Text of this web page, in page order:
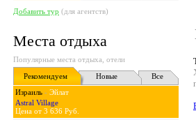
Добавить тур (для агентств)
Места отдыха
Популярные места отдыха, отели
Рекомендуем
Новые
Все
Израиль - Эйлат
Astral Village
Цена от 3 636 Руб.